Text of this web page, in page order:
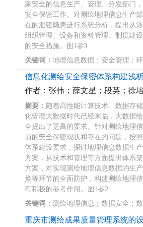
家安全的信息生产、管理、分发部门
安全保密工作。对测绘地理信息生产
在的泄密隐患进行系统分析，提出从
组织管理、设备和资料管理、制度建
的安全措施。图1参3
关键词： 地理信息数据；安全管理；
信息化测绘安全保密体系构建浅
作者：张伟；薛文星；段英；徐
摘要： 随着高性能计算技术、数据存
化管理大数据时代已经来临，大数据
全提出了更高的要求。针对测绘地理
前的安全保密现状和存在的问题，按
体系建设要求，探讨地理信息数据生
方案，从技术和管理等方面提出体系
方案，对实现测绘地理信息数据的生
换等环节的全面防护，构建测绘地理
有积极的参考作用。图1参2
关键词： 测绘地理信息；数据安全；
重庆市测绘成果质量管理系统的